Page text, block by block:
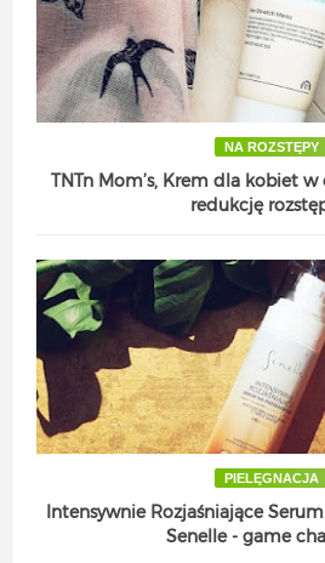
NA ROZSTĘPY
TNTn Mom’s, Krem dla kobiet
redukcję
PIELĘGNACJA
Intensywnie Rozjaśniające
Senelle - game